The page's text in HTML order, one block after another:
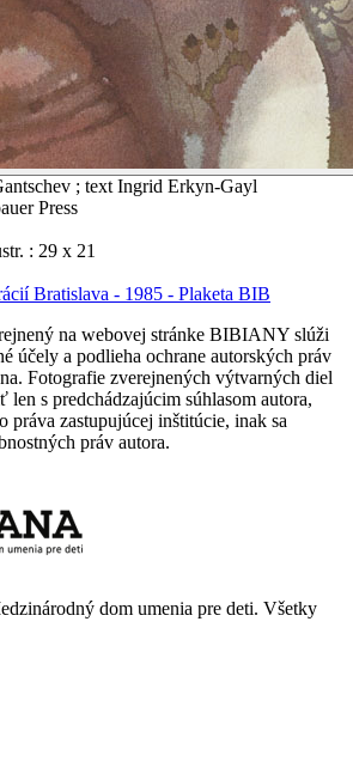
; text Ingrid Erkyn-Gayl
Press
: 29 x 21
Bratislava - 1985 - Plaketa BIB
na webovej stránke BIBIANY slúži
účely a podlieha ochrane autorských práv
Fotografie zverejnených výtvarných diel
s predchádzajúcim súhlasom autora,
práva zastupujúcej inštitúcie, inak sa
práv autora.
dom umenia pre deti. Všetky